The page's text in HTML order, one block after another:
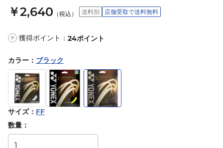
￥2,640 （税込） 送料別 店舗受取で送料無料
P 獲得ポイント： 24ポイント
カラー ： ブラック
サイズ： FF
数量：